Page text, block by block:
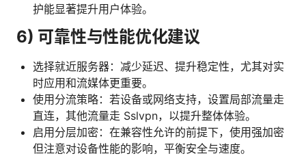
护能显著提升用户体验。
6) 可靠性与性能优化建议
选择就近服务器：减少延迟、提升稳定性，尤其对实
时应用和流媒体更重要。
使用分流策略：若设备或网络支持，设置局部流量走
直连，其他流量走 Sslvpn，以提升整体体验。
启用分层加密：在兼容性允许的前提下，使用强加密
但注意对设备性能的影响，平衡安全与速度。